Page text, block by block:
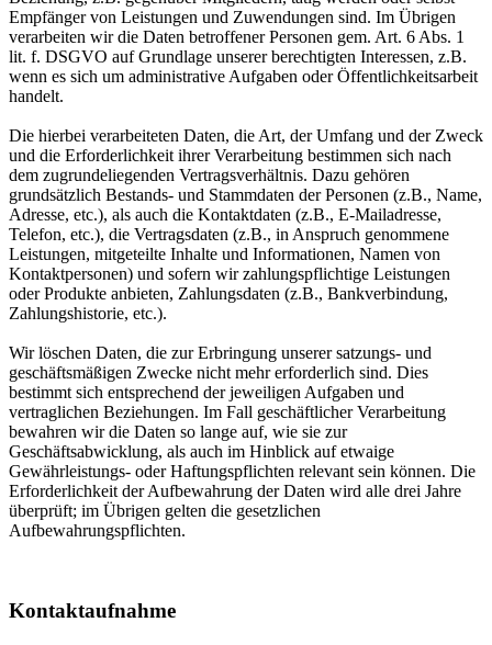
Empfänger von Leistungen und Zuwendungen sind. Im Übrigen
verarbeiten wir die Daten betroffener Personen gem. Art. 6 Abs. 1
lit. f. DSGVO auf Grundlage unserer berechtigten Interessen, z.B.
wenn es sich um administrative Aufgaben oder Öffentlichkeitsarbeit
handelt.
Die hierbei verarbeiteten Daten, die Art, der Umfang und der Zweck
und die Erforderlichkeit ihrer Verarbeitung bestimmen sich nach
dem zugrundeliegenden Vertragsverhältnis. Dazu gehören
grundsätzlich Bestands- und Stammdaten der Personen (z.B., Name,
Adresse, etc.), als auch die Kontaktdaten (z.B., E-Mailadresse,
Telefon, etc.), die Vertragsdaten (z.B., in Anspruch genommene
Leistungen, mitgeteilte Inhalte und Informationen, Namen von
Kontaktpersonen) und sofern wir zahlungspflichtige Leistungen
oder Produkte anbieten, Zahlungsdaten (z.B., Bankverbindung,
Zahlungshistorie, etc.).
Wir löschen Daten, die zur Erbringung unserer satzungs- und
geschäftsmäßigen Zwecke nicht mehr erforderlich sind. Dies
bestimmt sich entsprechend der jeweiligen Aufgaben und
vertraglichen Beziehungen. Im Fall geschäftlicher Verarbeitung
bewahren wir die Daten so lange auf, wie sie zur
Geschäftsabwicklung, als auch im Hinblick auf etwaige
Gewährleistungs- oder Haftungspflichten relevant sein können. Die
Erforderlichkeit der Aufbewahrung der Daten wird alle drei Jahre
überprüft; im Übrigen gelten die gesetzlichen
Aufbewahrungspflichten.
Kontaktaufnahme